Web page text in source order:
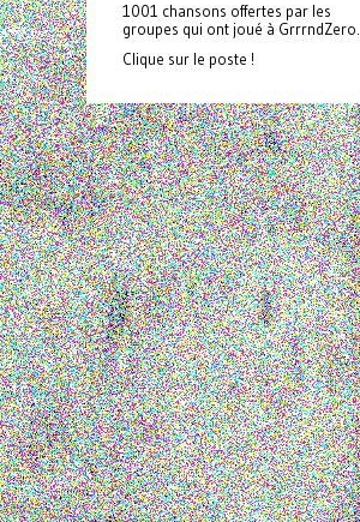
1001 chansons offertes par les
groupes qui ont joué à GrrrndZero.
Clique sur le poste !